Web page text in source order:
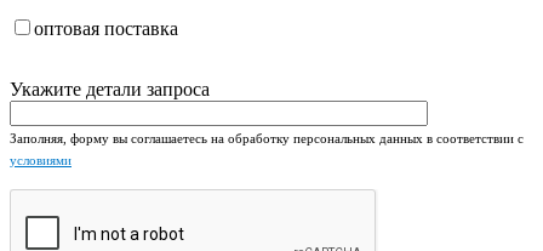
оптовая поставка
Укажите детали запроса
Заполняя, форму вы соглашаетесь на обработку персональных данных в соответствии с
условиями